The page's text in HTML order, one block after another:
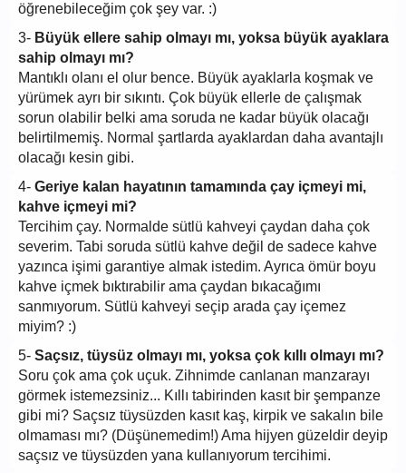
öğrenebileceğim çok şey var. :)
3- Büyük ellere sahip olmayı mı, yoksa büyük ayaklara
sahip olmayı mı?
Mantıklı olanı el olur bence. Büyük ayaklarla koşmak ve
yürümek ayrı bir sıkıntı. Çok büyük ellerle de çalışmak
sorun olabilir belki ama soruda ne kadar büyük olacağı
belirtilmemiş. Normal şartlarda ayaklardan daha avantajlı
olacağı kesin gibi.
4- Geriye kalan hayatının tamamında çay içmeyi mi,
kahve içmeyi mi?
Tercihim çay. Normalde sütlü kahveyi çaydan daha çok
severim. Tabi soruda sütlü kahve değil de sadece kahve
yazınca işimi garantiye almak istedim. Ayrıca ömür boyu
kahve içmek bıktırabilir ama çaydan bıkacağımı
sanmıyorum. Sütlü kahveyi seçip arada çay içemez
miyim? :)
5- Saçsız, tüysüz olmayı mı, yoksa çok kıllı olmayı mı?
Soru çok ama çok uçuk. Zihnimde canlanan manzarayı
görmek istemezsiniz... Kıllı tabirinden kasıt bir şempanze
gibi mi? Saçsız tüysüzden kasıt kaş, kirpik ve sakalın bile
olmaması mı? (Düşünemedim!) Ama hijyen güzeldir deyip
saçsız ve tüysüzden yana kullanıyorum tercihimi.